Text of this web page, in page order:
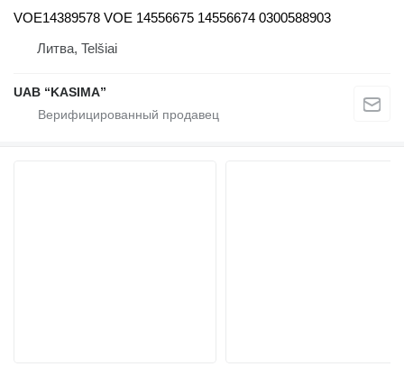
VOE14389578 VOE 14556675 14556674 0300588903
Литва, Telšiai
UAB “KASIMA”